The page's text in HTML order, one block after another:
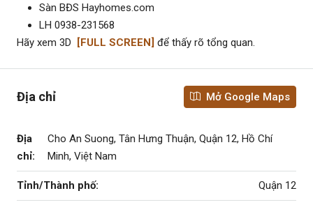
Sàn BĐS Hayhomes.com
LH 0938-231568
Hãy xem 3D
[FULL SCREEN] để thấy rõ tổng quan.
Địa chỉ Mở Google Maps
Địa
chỉ:
Cho An Suong, Tân Hưng Thuận, Quận 12, Hồ Chí
Minh, Việt Nam
Tỉnh/Thành phố: Quận 12